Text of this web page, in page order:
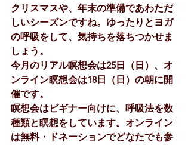
クリスマスや、年末の準備であわただ
しいシーズンですね。ゆったりとヨガ
の呼吸をして、気持ちを落ちつかせま
しょう。
今月のリアル瞑想会は25日（日）、オ
ンライン瞑想会は18日（日）の朝に開
催です。
瞑想会はビギナー向けに、呼吸法を数
種類と瞑想をしています。オンライン
は無料・ドネーションでどなたでも参